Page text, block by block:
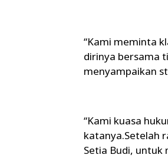
“Kami meminta
dirinya bersama
menyampaikan
“Kami kuasa
katanya.Setelah
Setia Budi,